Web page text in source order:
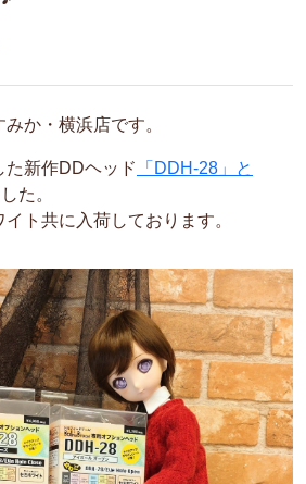
か・横浜店です。
た新作DDヘッド
「DDH-28」と
た。
ト共に入荷しております。